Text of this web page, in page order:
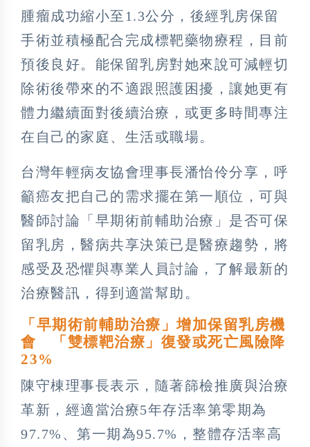
腫瘤成功縮小至1.3公分，後經乳房保留
手術並積極配合完成標靶藥物療程，目前
預後良好。能保留乳房對她來說可減輕切
除術後帶來的不適跟照護困擾，讓她更有
體力繼續面對後續治療，或更多時間專注
在自己的家庭、生活或職場。
台灣年輕病友協會理事長潘怡伶分享，呼
籲癌友把自己的需求擺在第一順位，可與
醫師討論「早期術前輔助治療」是否可保
留乳房，醫病共享決策已是醫療趨勢，將
感受及恐懼與專業人員討論，了解最新的
治療醫訊，得到適當幫助。
「早期術前輔助治療」增加保留乳房機
會 「雙標靶治療」復發或死亡風險降
23%
陳守棟理事長表示，隨著篩檢推廣與治療
革新，經適當治療5年存活率第零期為
97.7%、第一期為95.7%，整體存活率高